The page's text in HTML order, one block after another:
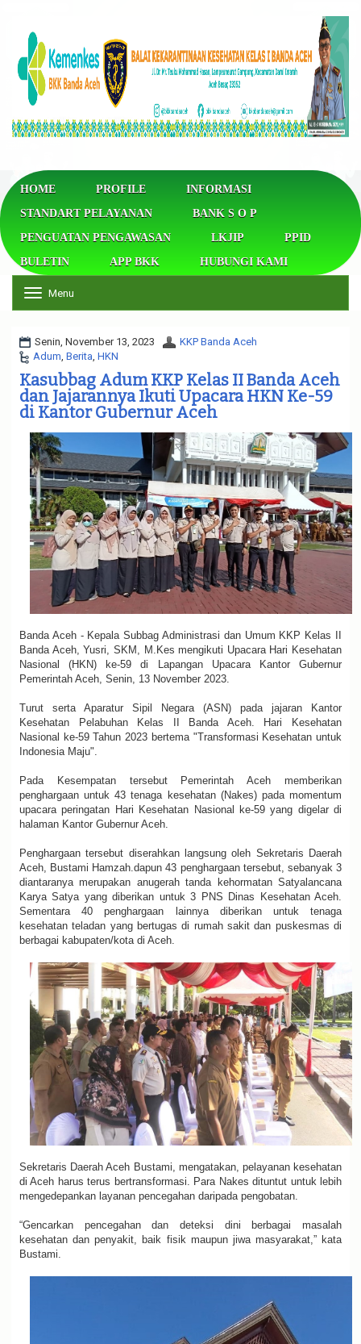
HOME PROFILE
INFORMASI
STANDART PELAYANAN
BANK S O P
PENGUATAN PENGAWASAN
LKJIP
PPID
BULETIN
APP BKK HUBUNGI KAMI
o
g
n
a
v
g
a
t
i
o
n
Menu
Senin, November 13, 2023
KKP Banda Aceh
Adum, Berita, HKN
Kasubbag Adum KKP Kelas II Banda Aceh
dan Jajarannya Ikuti Upacara HKN Ke-59
di Kantor Gubernur Aceh
Banda Aceh - Kepala Subbag Administrasi dan Umum KKP Kelas II
Banda Aceh, Yusri, SKM, M.Kes mengikuti Upacara Hari Kesehatan
Nasional (HKN) ke-59 di Lapangan Upacara Kantor Gubernur
Pemerintah Aceh, Senin, 13 November 2023.
Turut serta Aparatur Sipil Negara (ASN) pada jajaran Kantor
Kesehatan Pelabuhan Kelas II Banda Aceh. Hari Kesehatan
Nasional ke-59 Tahun 2023 bertema "Transformasi Kesehatan untuk
Indonesia Maju".
Pada Kesempatan tersebut Pemerintah Aceh memberikan
penghargaan untuk 43 tenaga kesehatan (Nakes) pada momentum
upacara peringatan Hari Kesehatan Nasional ke-59 yang digelar di
halaman Kantor Gubernur Aceh.
Penghargaan tersebut diserahkan langsung oleh Sekretaris Daerah
Aceh, Bustami Hamzah.dapun 43 penghargaan tersebut, sebanyak 3
diantaranya merupakan anugerah tanda kehormatan Satyalancana
Karya Satya yang diberikan untuk 3 PNS Dinas Kesehatan Aceh.
Sementara 40 penghargaan lainnya diberikan untuk tenaga
kesehatan teladan yang bertugas di rumah sakit dan puskesmas di
berbagai kabupaten/kota di Aceh.
Sekretaris Daerah Aceh Bustami, mengatakan, pelayanan kesehatan
di Aceh harus terus bertransformasi. Para Nakes dituntut untuk lebih
mengedepankan layanan pencegahan daripada pengobatan.
“Gencarkan pencegahan dan deteksi dini berbagai masalah
kesehatan dan penyakit, baik fisik maupun jiwa masyarakat,” kata
Bustami.